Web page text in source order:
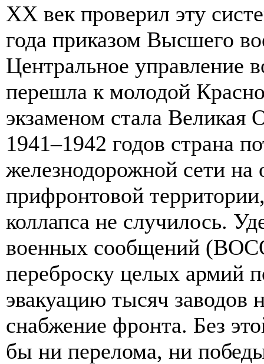
XX век проверил эту
года приказом Высшего
Центральное управление
перешла к молодой
экзаменом стала Великая
1941–1942 годов страна
железнодорожной сети на
прифронтовой
коллапса не случилось.
военных сообщений
переброску целых армий
эвакуацию тысяч заводов
снабжение фронта. Без
бы ни перелома, ни